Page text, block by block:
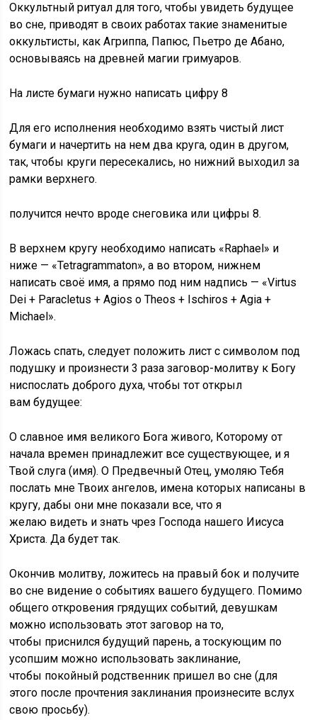
Оккультный ритуал для того, чтобы увидеть будущее
во сне, приводят в своих работах такие знаменитые
оккультисты, как Агриппа, Папюс, Пьетро де Абано,
основываясь на древней магии гримуаров.
На листе бумаги нужно написать цифру 8
Для его исполнения необходимо взять чистый лист
бумаги и начертить на нем два круга, один в другом,
так, чтобы круги пересекались, но нижний выходил за
рамки верхнего.
получится нечто вроде снеговика или цифры 8.
В верхнем кругу необходимо написать «Raphael» и
ниже — «Tetragrammaton», а во втором, нижнем
написать своё имя, а прямо под ним надпись — «Virtus
Dei + Paracletus + Agios o Theos + Ischiros + Agia +
Michael».
Ложась спать, следует положить лист с символом под
подушку и произнести 3 раза заговор-молитву к Богу
ниспослать доброго духа, чтобы тот открыл
вам будущее:
О славное имя великого Бога живого, Которому от
начала времен принадлежит все существующее, и я
Твой слуга (имя). О Предвечный Отец, умоляю Тебя
послать мне Твоих ангелов, имена которых написаны в
кругу, дабы они мне показали все, что я
желаю видеть и знать чрез Господа нашего Иисуса
Христа. Да будет так.
Окончив молитву, ложитесь на правый бок и получите
во сне видение о событиях вашего будущего. Помимо
общего откровения грядущих событий, девушкам
можно использовать этот заговор на то,
чтобы приснился будущий парень, а тоскующим по
усопшим можно использовать заклинание,
чтобы покойный родственник пришел во сне (для
этого после прочтения заклинания произнесите вслух
свою просьбу).